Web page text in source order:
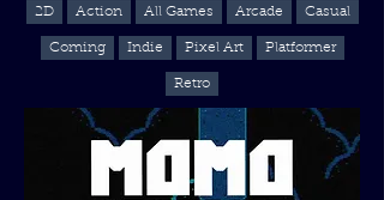
2D Action All Games Arcade Casual
Coming Indie Pixel Art Platformer
Retro